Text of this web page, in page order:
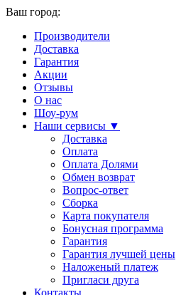
Ваш город:
Производители
Доставка
Гарантия
Акции
Отзывы
О нас
Шоу-рум
Наши сервисы ▼
Доставка
Оплата
Оплата Долями
Обмен возврат
Вопрос-ответ
Сборка
Карта покупателя
Бонусная программа
Гарантия
Гарантия лучшей цены
Наложеный платеж
Пригласи друга
Контакты